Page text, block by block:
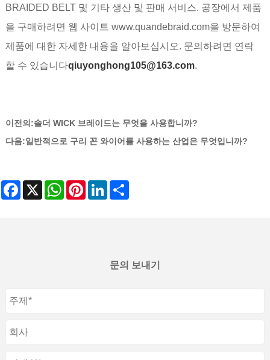
BRAIDED BELT 및 기타 생산 및 판매 서비스. 공장에서 제품
을 구매하려면 웹 사이트 www.quandebraid.com을 방문하여
제품에 대한 자세한 내용을 알아보십시오. 문의하려면 연락
할 수 있습니다qiuyonghong105@163.com.
이전의:솔더 WICK 브레이드는 무엇을 사용합니까?
다음:일반적으로 구리 꼰 와이어를 사용하는 산업은 무엇입니까?
Facebook
X WhatsAppPinterestLinkedIn
문의 보내기